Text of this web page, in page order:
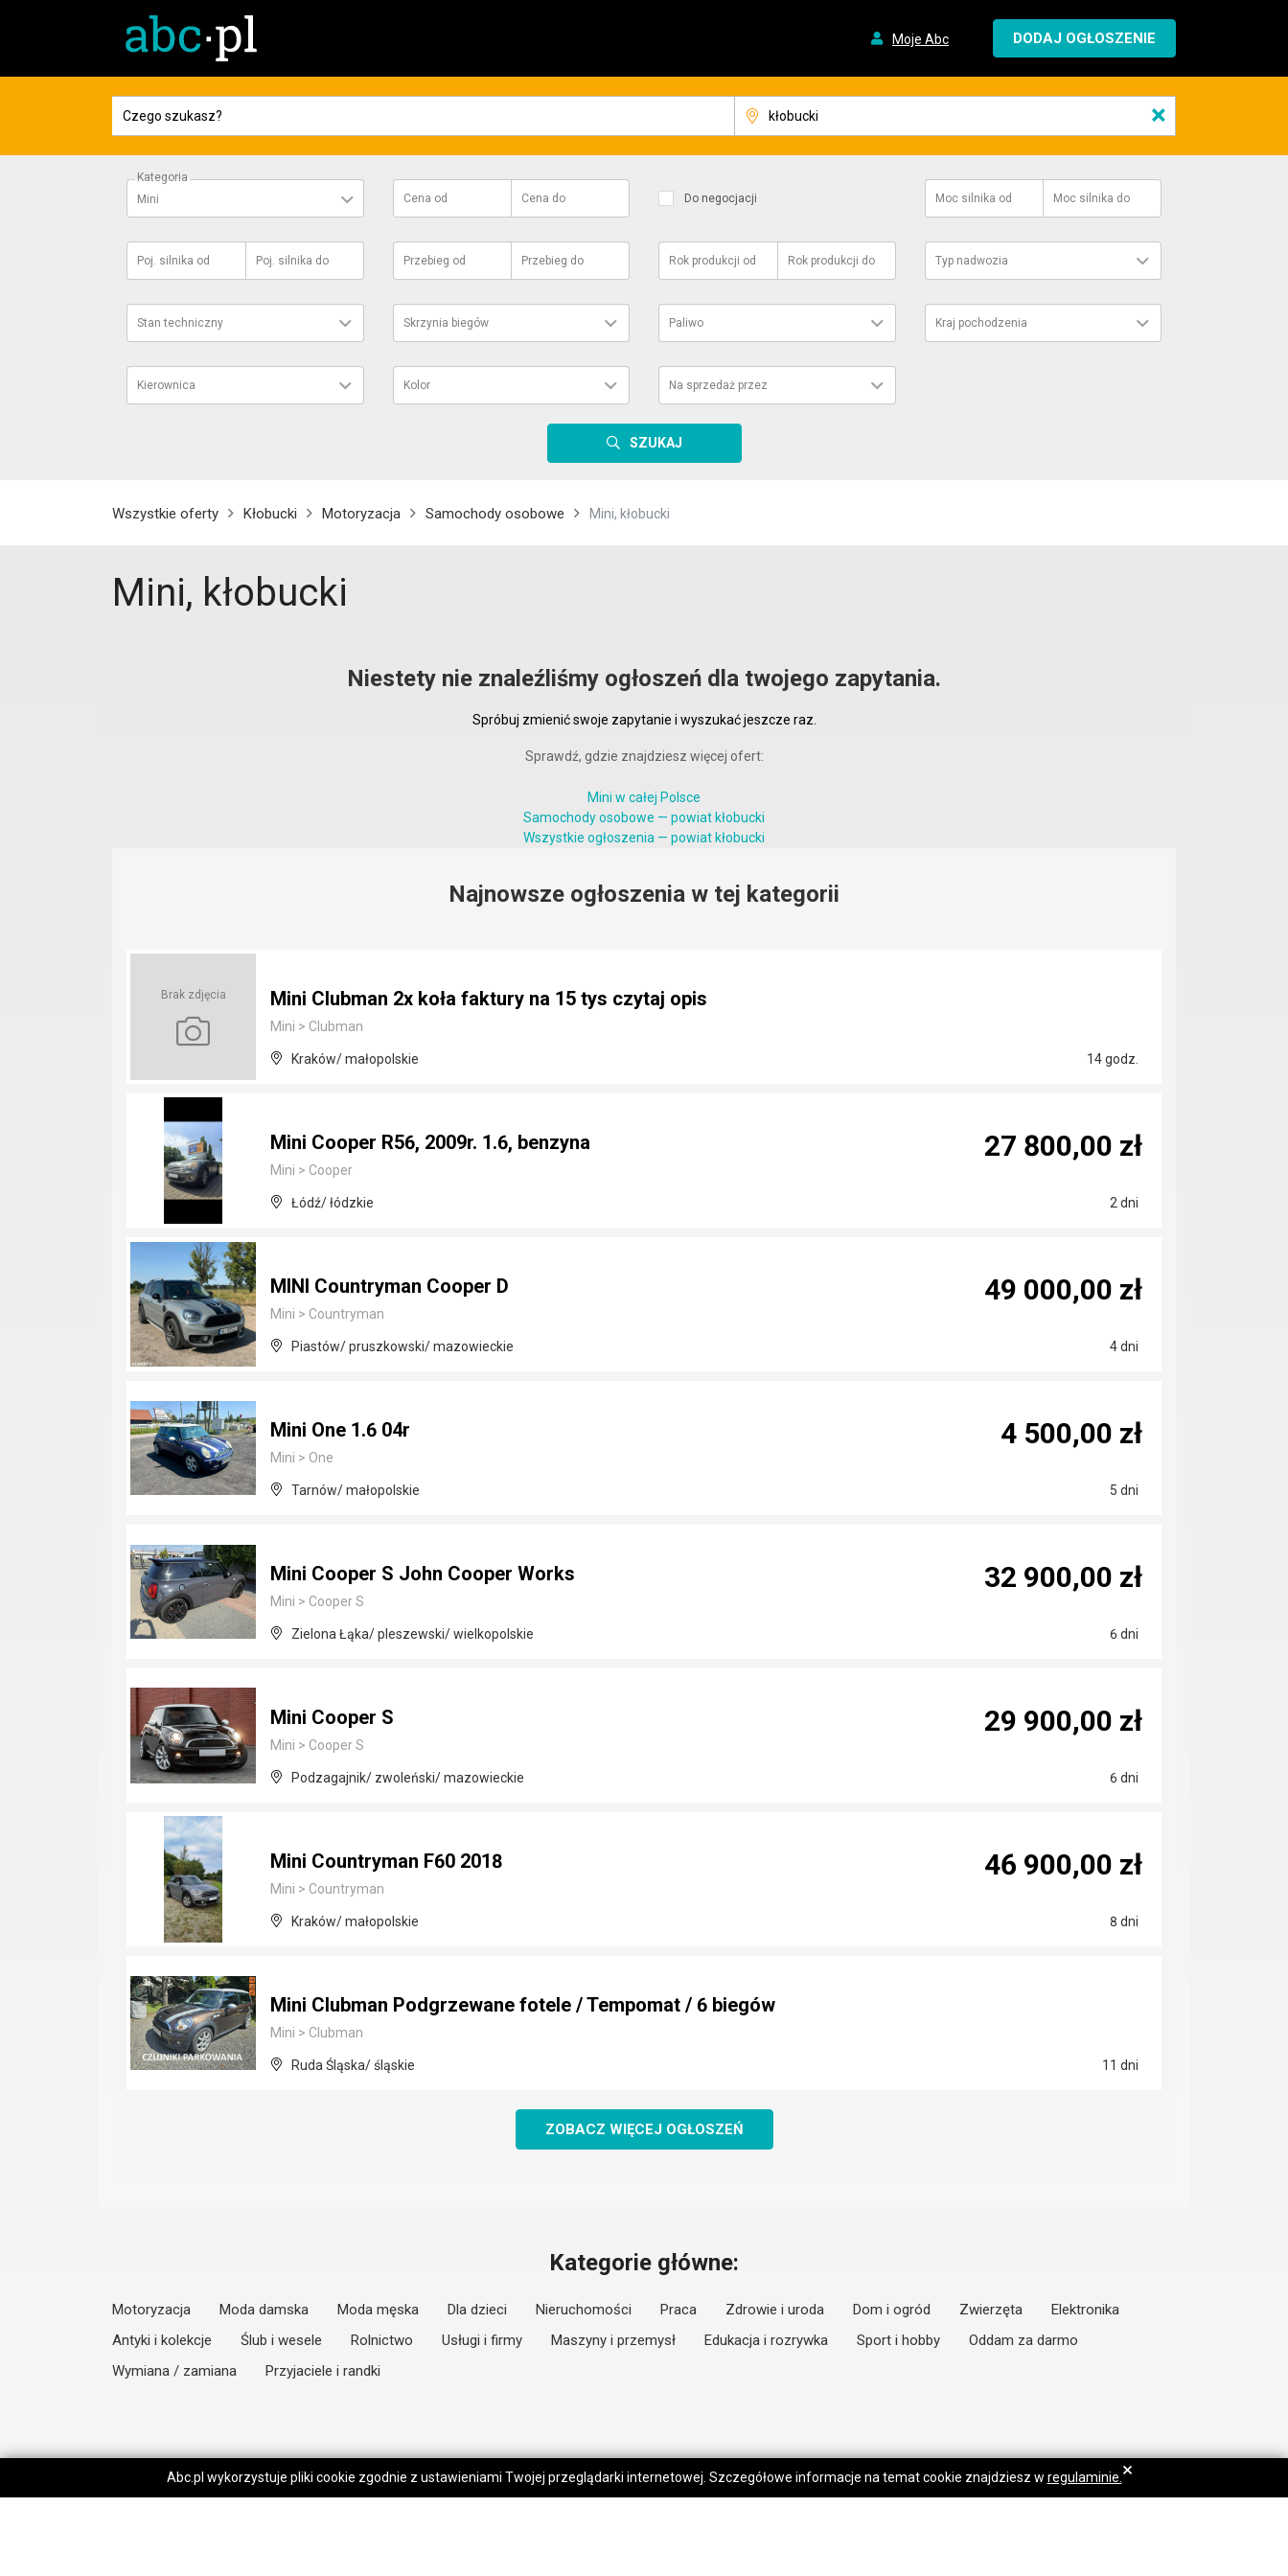
Moje Abc DODAJ OGŁOSZENIE
×
Kategoria
Mini
Cena od Cena do Do negocjacji Moc silnika od Moc silnika do
Poj. silnika od Poj. silnika do Przebieg od Przebieg do Rok produkcji od Rok produkcji do Typ nadwozia
Stan techniczny Skrzynia biegów Paliwo Kraj pochodzenia
Kierownica Kolor Na sprzedaż przez
SZUKAJ
Wszystkie oferty Kłobucki Motoryzacja Samochody osobowe Mini, kłobucki
Mini, kłobucki
Niestety nie znaleźliśmy ogłoszeń dla twojego zapytania.
Spróbuj zmienić swoje zapytanie i wyszukać jeszcze raz.
Sprawdź, gdzie znajdziesz więcej ofert:
Mini w całej Polsce
Samochody osobowe — powiat kłobucki
Wszystkie ogłoszenia — powiat kłobucki
Najnowsze ogłoszenia w tej kategorii
Brak zdjęcia Mini Clubman 2x koła faktury na 15 tys czytaj opis
Mini > Clubman
Kraków/ małopolskie 14 godz.
Mini Cooper R56, 2009r. 1.6, benzyna
Mini > Cooper
Łódź/ łódzkie 2 dni
27 800,00 zł
MINI Countryman Cooper D
Mini > Countryman
Piastów/ pruszkowski/ mazowieckie 4 dni
49 000,00 zł
Mini One 1.6 04r
Mini > One
Tarnów/ małopolskie 5 dni
4 500,00 zł
Mini Cooper S John Cooper Works
Mini > Cooper S
Zielona Łąka/ pleszewski/ wielkopolskie 6 dni
32 900,00 zł
Mini Cooper S
Mini > Cooper S
Podzagajnik/ zwoleński/ mazowieckie 6 dni
29 900,00 zł
Mini Countryman F60 2018
Mini > Countryman
Kraków/ małopolskie 8 dni
46 900,00 zł
Mini Clubman Podgrzewane fotele / Tempomat / 6 biegów
Mini > Clubman
Ruda Śląska/ śląskie 11 dni
ZOBACZ WIĘCEJ OGŁOSZEŃ
Kategorie główne:
Motoryzacja Moda damska Moda męska Dla dzieci Nieruchomości Praca Zdrowie i uroda Dom i ogród Zwierzęta
Elektronika
Antyki i kolekcje
Ślub i wesele Rolnictwo Usługi i firmy Maszyny i przemysł Edukacja i rozrywka Sport i hobby
Oddam za darmo
Wymiana / zamiana
Przyjaciele i randki
Abc.pl wykorzystuje pliki cookie zgodnie z ustawieniami Twojej przeglądarki internetowej. Szczegółowe informacje na temat cookie znajdziesz w regulaminie. ×